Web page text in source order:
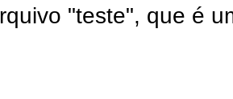
"teste", que é